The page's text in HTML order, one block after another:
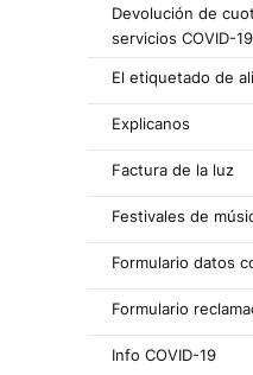
Devolución de
servicios COVID-19
El etiquetado de
Explicanos
Factura de la luz
Festivales de
Formulario datos
Formulario
Info COVID-19